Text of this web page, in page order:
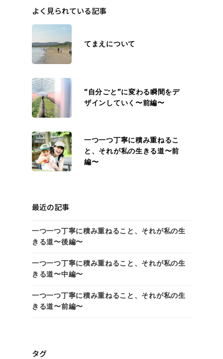
よく見られている記事
てまえについて
“自分ごと”に変わる瞬間をデ
ザインしていく〜前編〜
一つ一つ丁寧に積み重ねるこ
と、それが私の生きる道〜前
編〜
最近の記事
一つ一つ丁寧に積み重ねること、それが私の生
きる道〜後編〜
一つ一つ丁寧に積み重ねること、それが私の生
きる道〜中編〜
一つ一つ丁寧に積み重ねること、それが私の生
きる道〜前編〜
タグ